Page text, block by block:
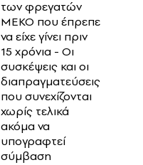
των φρεγατών
ΜΕΚΟ που έπρεπε
να είχε γίνει πριν
15 χρόνια - Οι
συσκέψεις και οι
διαπραγματεύσεις
που συνεχίζονται
χωρίς τελικά
ακόμα να
υπογραφτεί
σύμβαση